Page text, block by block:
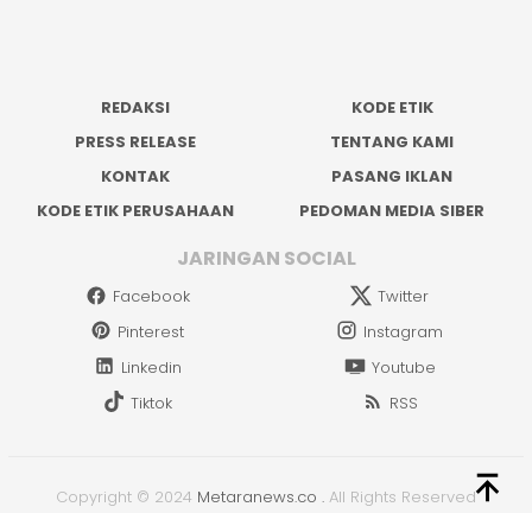
REDAKSI
KODE ETIK
PRESS RELEASE
TENTANG KAMI
KONTAK
PASANG IKLAN
KODE ETIK PERUSAHAAN
PEDOMAN MEDIA SIBER
JARINGAN SOCIAL
Facebook
Twitter
Pinterest
Instagram
Linkedin
Youtube
Tiktok
RSS
Copyright © 2024 Metaranews.co . All Rights Reserved